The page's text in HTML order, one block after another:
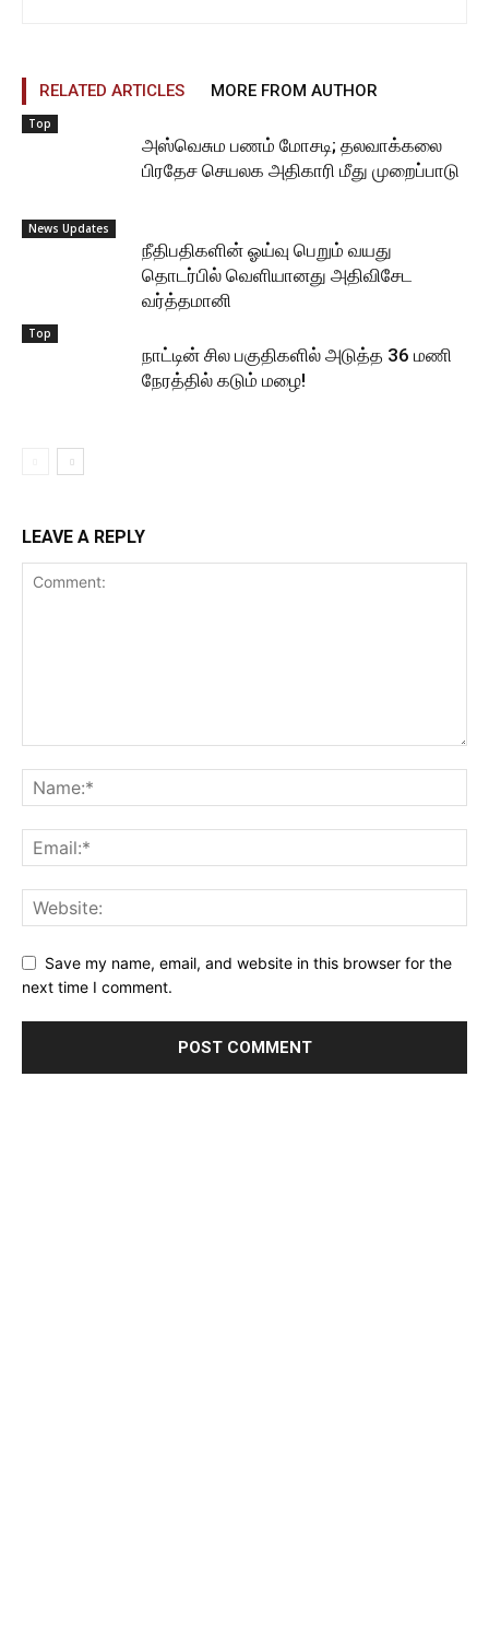
RELATED ARTICLES MORE FROM AUTHOR
Top
அஸ்வெசும பணம் மோசடி; தலவாக்கலை
பிரதேச செயலக அதிகாரி மீது முறைப்பாடு
News Updates
நீதிபதிகளின் ஓய்வு பெறும் வயது
தொடர்பில் வெளியானது அதிவிசேட
வர்த்தமானி
Top
நாட்டின் சில பகுதிகளில் அடுத்த 36 மணி
நேரத்தில் கடும் மழை!
LEAVE A REPLY
Save my name, email, and website in this browser for the
next time I comment.